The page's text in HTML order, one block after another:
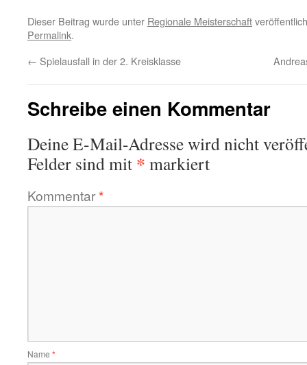
Dieser Beitrag wurde unter Regionale Meisterschaft
Permalink.
← Spielausfall in der 2. Kreisklasse
Schreibe einen Kommentar
Deine E-Mail-Adresse wird nicht
Felder sind mit * markiert
Kommentar*
Name *